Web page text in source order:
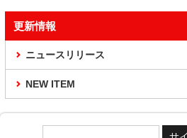
更新情報
ニュースリリース
NEW ITEM